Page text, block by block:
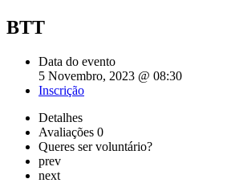
BTT
Data do evento
5 Novembro, 2023 @ 08:30
Inscrição
Detalhes
Avaliações 0
Queres ser voluntário?
prev
next